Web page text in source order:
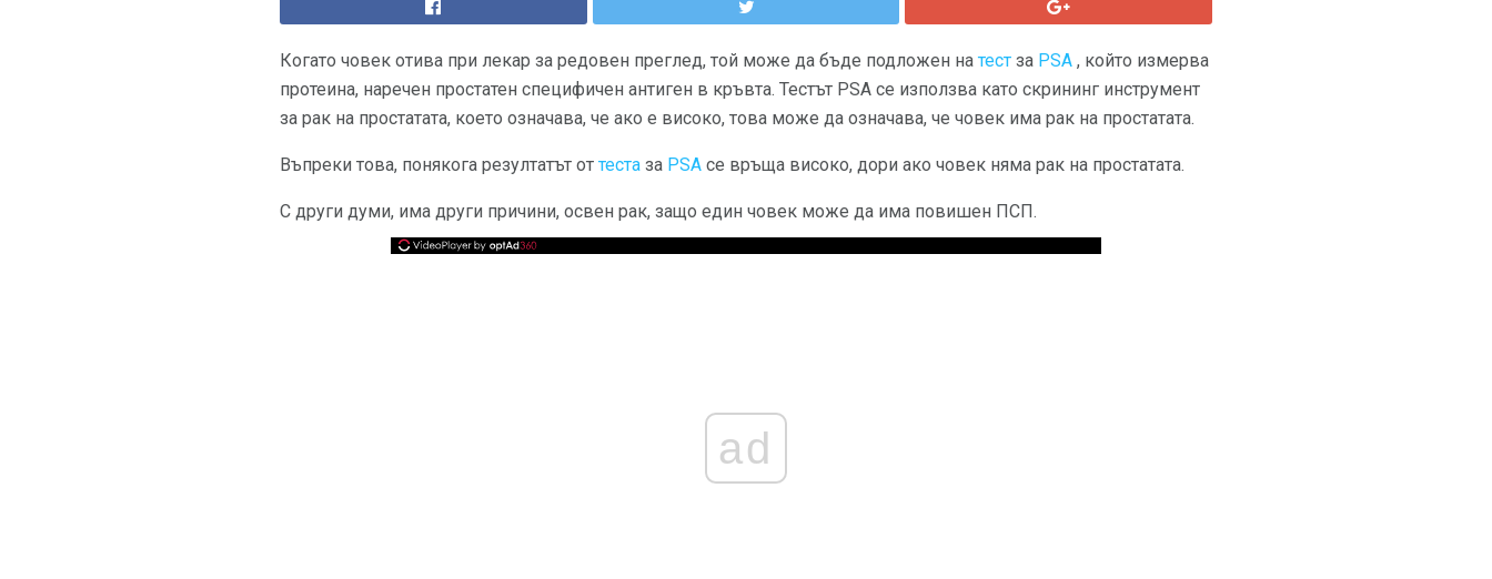
Когато човек отива при лекар за редовен преглед, той може да бъде подложен на тест за PSA , който измерва
протеина, наречен простатен специфичен антиген в кръвта. Тестът PSA се използва като скрининг инструмент
за рак на простатата, което означава, че ако е високо, това може да означава, че човек има рак на простатата.
Въпреки това, понякога резултатът от теста за PSA се връща високо, дори ако човек няма рак на простатата.
С други думи, има други причини, освен рак, защо един човек може да има повишен ПСП.
ad